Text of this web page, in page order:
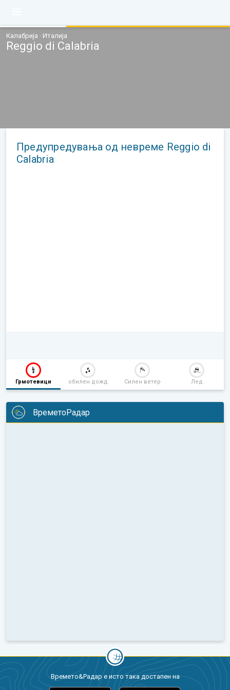
Калабрија · Италија
Reggio di Calabria
Предупредувања од невреме Reggio di
Calabria
Грмотевици обилен дожд Силен ветер Лед
ВреметоРадар
Времето&Радар е исто така достапен на